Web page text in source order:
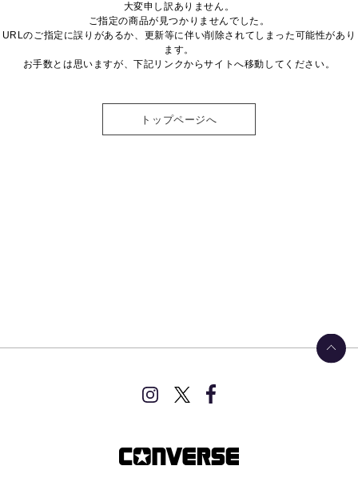
大変申し訳ありません。
ご指定の商品が見つかりませんでした。
URLのご指定に誤りがあるか、更新等に伴い削除されてしまった可能性があり
ます。
お手数とは思いますが、下記リンクからサイトへ移動してください。
トップページへ